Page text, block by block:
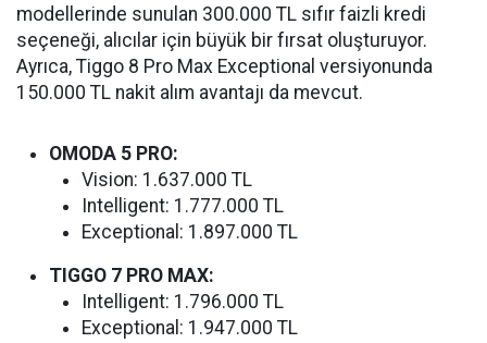
modellerinde sunulan 300.000 TL sıfır faizli kredi
seçeneği, alıcılar için büyük bir fırsat oluşturuyor.
Ayrıca, Tiggo 8 Pro Max Exceptional versiyonunda
150.000 TL nakit alım avantajı da mevcut.
OMODA 5 PRO:
Vision: 1.637.000 TL
Intelligent: 1.777.000 TL
Exceptional: 1.897.000 TL
TIGGO 7 PRO MAX:
Intelligent: 1.796.000 TL
Exceptional: 1.947.000 TL